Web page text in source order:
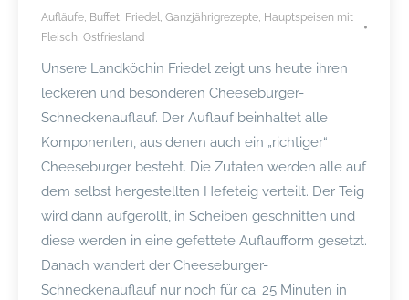
Aufläufe Buffet Friedel Ganzjährigrezepte Hauptspeisen mit
Fleisch Ostfriesland
Unsere Landköchin Friedel zeigt uns heute ihren
leckeren und besonderen Cheeseburger-
Schneckenauflauf. Der Auflauf beinhaltet alle
Komponenten, aus denen auch ein „richtiger“
Cheeseburger besteht. Die Zutaten werden alle auf
dem selbst hergestellten Hefeteig verteilt. Der Teig
wird dann aufgerollt, in Scheiben geschnitten und
diese werden in eine gefettete Auflaufform gesetzt.
Danach wandert der Cheeseburger-
Schneckenauflauf nur noch für ca. 25 Minuten in